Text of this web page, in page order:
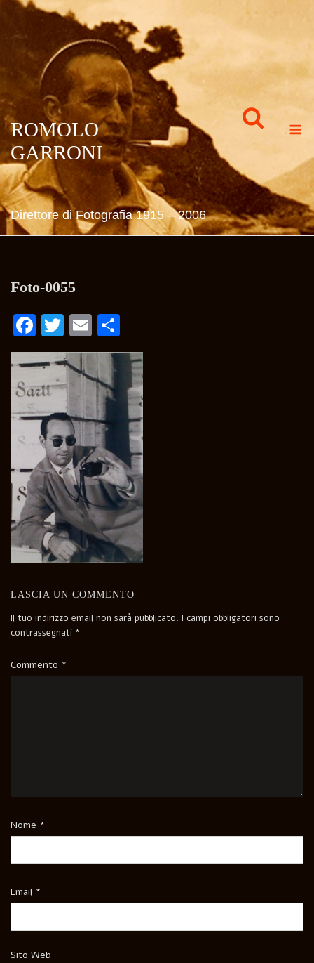
ROMOLO
GARRONI
Direttore di Fotografia 1915 – 2006
Foto-0055
Facebook
Twitter
Email
LASCIA UN COMMENTO
Il tuo indirizzo email non sarà pubblicato. I campi obbligatori sono
contrassegnati *
Commento *
Nome *
Email *
Sito Web